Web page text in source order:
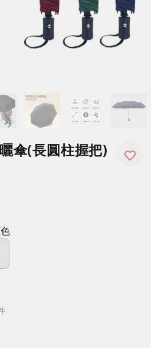
傘(長圓柱握把)